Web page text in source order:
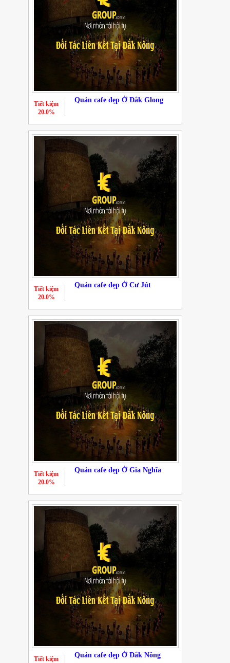
Quán cafe đẹp Ở Đắk Glong
Tiết kiệm
20.0%
Quán cafe đẹp Ở Cư Jút
Tiết kiệm
20.0%
Quán cafe đẹp Ở Gia Nghĩa
Tiết kiệm
20.0%
Quán cafe đẹp Ở Đắk Nông
Tiết kiệm